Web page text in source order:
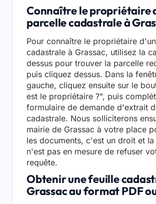
Connaître le propriétaire
parcelle cadastrale à
Pour connaître le propriétaire
cadastrale à Grassac, utilisez la
dessus pour trouver la parcelle
puis cliquez dessus. Dans la
gauche, cliquez ensuite sur le
est le propriétaire ?", puis
formulaire de demande d'extrait
cadastrale. Nous solliciterons
mairie de Grassac à votre place
les documents, c'est un droit et la
n'est pas en mesure de refuser
requête.
Obtenir une feuille
Grassac au format PDF